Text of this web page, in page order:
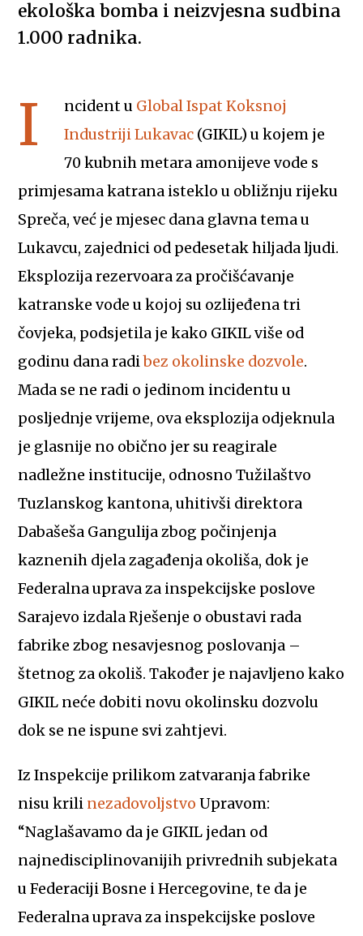
ekološka bomba i neizvjesna sudbina
1.000 radnika.
I ncident u Global Ispat Koksnoj
Industriji Lukavac (GIKIL) u kojem je
70 kubnih metara amonijeve vode s
primjesama katrana isteklo u obližnju rijeku
Spreča, već je mjesec dana glavna tema u
Lukavcu, zajednici od pedesetak hiljada ljudi.
Eksplozija rezervoara za pročišćavanje
katranske vode u kojoj su ozlijeđena tri
čovjeka, podsjetila je kako GIKIL više od
godinu dana radibez okolinske dozvole.
Mada se ne radi o jedinom incidentu u
posljednje vrijeme, ova eksplozija odjeknula
je glasnije no obično jer su reagirale
nadležne institucije, odnosno Tužilaštvo
Tuzlanskog kantona, uhitivši direktora
Dabašeša Gangulija zbog počinjenja
kaznenih djela zagađenja okoliša, dok je
Federalna uprava za inspekcijske poslove
Sarajevo izdala Rješenje o obustavi rada
fabrike zbog nesavjesnog poslovanja –
štetnog za okoliš. Također je najavljeno kako
GIKIL neće dobiti novu okolinsku dozvolu
dok se ne ispune svi zahtjevi.
Iz Inspekcije prilikom zatvaranja fabrike
nisu krili nezadovoljstvo Upravom:
“Naglašavamo da je GIKIL jedan od
najnedisciplinovanijih privrednih subjekata
u Federaciji Bosne i Hercegovine, te da je
Federalna uprava za inspekcijske poslove